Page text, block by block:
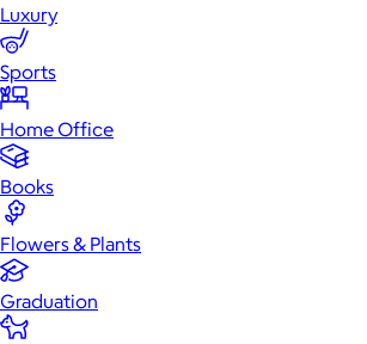
Luxury
Sports
Home Office
Books
Flowers & Plants
Graduation